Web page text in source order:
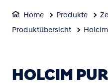
Home Produkte
Produktübersicht
HOLCIM